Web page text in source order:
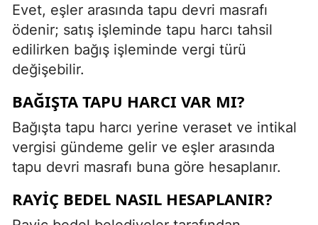
Evet, eşler arasında tapu devri masrafı
ödenir; satış işleminde tapu harcı tahsil
edilirken bağış işleminde vergi türü
değişebilir.
BAĞIŞTA TAPU HARCI VAR MI?
Bağışta tapu harcı yerine veraset ve intikal
vergisi gündeme gelir ve eşler arasında
tapu devri masrafı buna göre hesaplanır.
RAYIÇ BEDEL NASIL HESAPLANIR?